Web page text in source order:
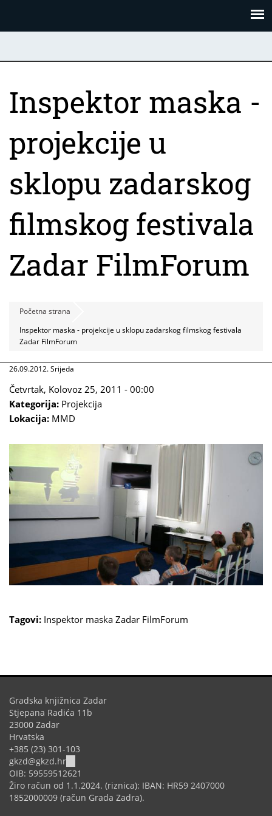
Inspektor maska -
projekcije u
sklopu zadarskog
filmskog festivala
Zadar FilmForum
Početna strana
Inspektor maska - projekcije u sklopu zadarskog filmskog festivala
Zadar FilmForum
26.09.2012. Srijeda
Četvrtak, Kolovoz 25, 2011 - 00:00
Kategorija: Projekcija
Lokacija: MMD
Tagovi: Inspektor maska Zadar FilmForum
Gradska knjižnica Zadar
Stjepana Radića 11b
23000 Zadar
Hrvatska
+385 (23) 301-103
gkzd@gkzd.hr
sends
e-
mail)
OIB: 59559512621
Žiro račun od 1.1.2024. (riznica): IBAN: HR59 2407000
1852000009 (račun Grada Zadra).